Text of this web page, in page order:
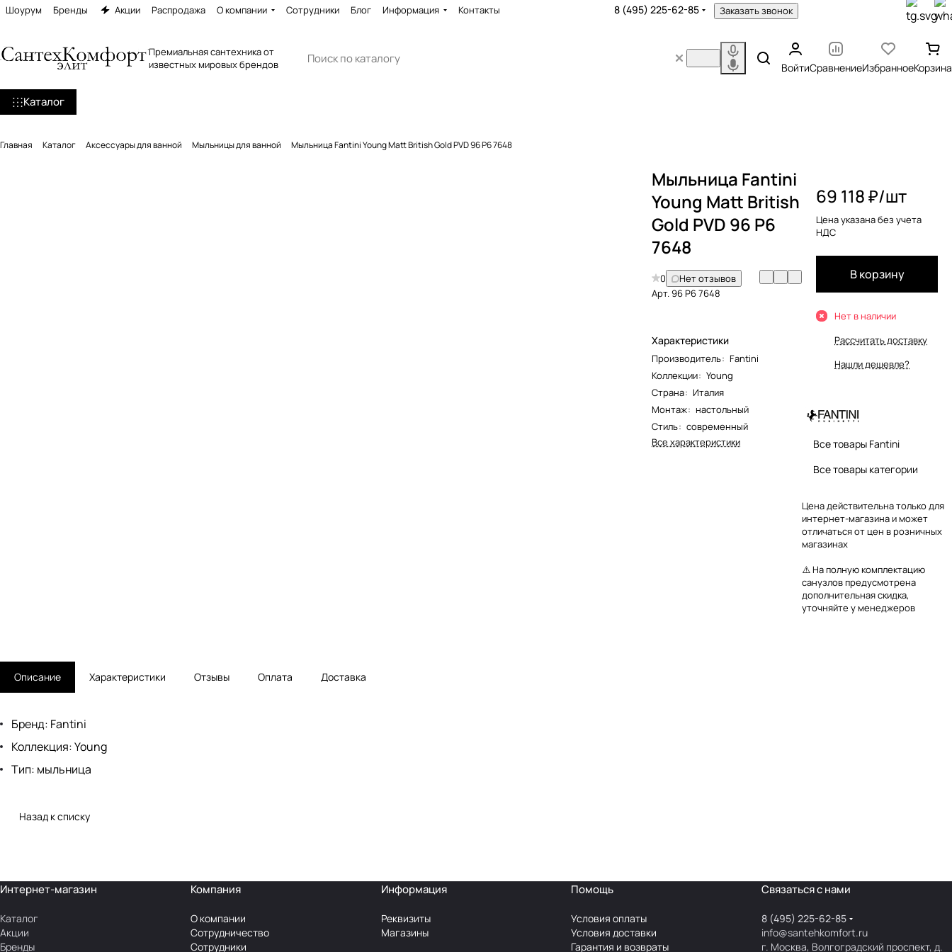
Шоурум Бренды Акции Распродажа О компании Сотрудники Блог Информация Контакты 8 (495) 225-62-85 Заказать звонок
Премиальная сантехника от
известных мировых брендов
ВойтиСравнениеИзбранноеКорзина
Каталог
Главная Каталог Аксессуары для ванной Мыльницы для ванной Мыльница Fantini Young Matt British Gold PVD 96 P6 7648
Мыльница Fantini
Young Matt British
Gold PVD 96 P6
7648
0
Нет отзывов
Арт.96 P6 7648
Характеристики
Производитель: Fantini
Коллекции: Young
Страна: Италия
Монтаж: настольный
Стиль: современный
Все характеристики
69 118 ₽/шт
Цена указана без учета
НДС
В корзину
Нет в наличии
Рассчитать доставку
Нашли дешевле?
Все товары Fantini
Все товары категории
Цена действительна только для
интернет-магазина и может
отличаться от цен в розничных
магазинах
⚠️ На полную комплектацию
санузлов предусмотрена
дополнительная скидка,
уточняйте у менеджеров
Описание Характеристики Отзывы Оплата Доставка
Бренд: Fantini
Коллекция: Young
Тип: мыльница
Назад к списку
Интернет-магазин
Каталог
Акции
Бренды
Компания
О компании
Сотрудничество
Сотрудники
Информация
Реквизиты
Магазины
Помощь
Условия оплаты
Условия доставки
Гарантия и возвраты
Связаться с нами
8 (495) 225-62-85
info@santehkomfort.ru
г. Москва, Волгоградский проспект, д.